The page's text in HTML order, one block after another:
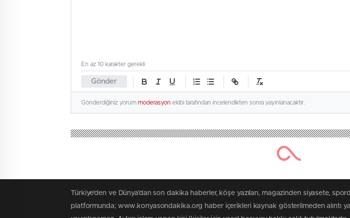
Gönder
En az 10 karakter gerekli
Gönderdiğiniz yorum moderasyon ekibi tarafından incelendikten sonra yayınlanacaktır.
Türkiye'den ve Dünya’dan son dakika haberler, köşe yazıları, magazinden siyasete,
platformunda; www.konyasondakika.org haber içerikleri kaynak gösterilmeden alıntı